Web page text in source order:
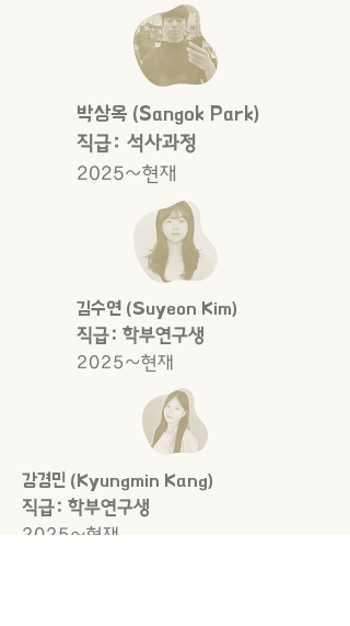
박상옥 (Sangok Park)
직급: 석사과정
2025~현재
김수연 (Suyeon Kim)
직급: 학부연구생
2025~현재
강경민 (Kyungmin Kang)
직급: 학부연구생
2025~현재